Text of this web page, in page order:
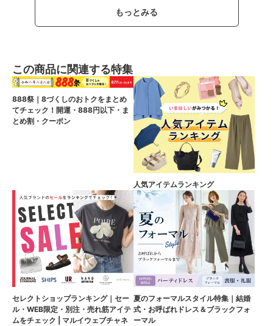
もっとみる
この商品に関連する特集
888祭｜8づくしのおトクをまとめ
てチェック！開運・888円以下・ま
とめ割・クーポン
人気アイテムランキング
セレクトショップランキング｜セー
ル・WEB限定・別注・売れ筋アイテ
ムをチェック | マルイウェブチャネ
夏のフォーマルスタイル特集｜結婚
式・お呼ばれドレス＆ブラックフォ
ーマル